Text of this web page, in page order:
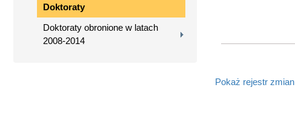
Doktoraty
Doktoraty obronione w latach
2008-2014
Pokaż rejestr zmian